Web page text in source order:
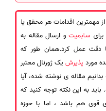
مهمترین اقدامات هر محقق یا
سابمیت و ارسال مقاله به
دقت عمل کرد.همان طور که
مورد پذیرشیک ژورنال معتبر
مقاله ی نوشته شده، آیا
باید به این نکته توجه کنید که
قوی هم باشد ، اما با حوزه